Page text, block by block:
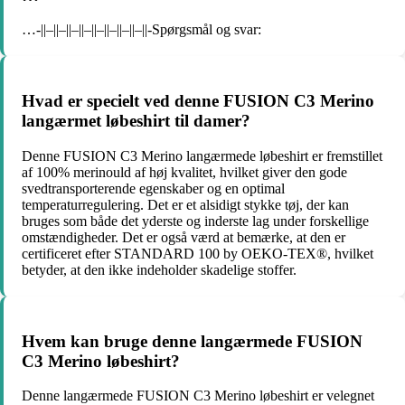
…-||–||–||–||–||–||–||–||–||-Spørgsmål og svar:
Hvad er specielt ved denne FUSION C3 Merino
langærmet løbeshirt til damer?
Denne FUSION C3 Merino langærmede løbeshirt er fremstillet
af 100% merinould af høj kvalitet, hvilket giver den gode
svedtransporterende egenskaber og en optimal
temperaturregulering. Det er et alsidigt stykke tøj, der kan
bruges som både det yderste og inderste lag under forskellige
omstændigheder. Det er også værd at bemærke, at den er
certificeret efter STANDARD 100 by OEKO-TEX®, hvilket
betyder, at den ikke indeholder skadelige stoffer.
Hvem kan bruge denne langærmede FUSION
C3 Merino løbeshirt?
Denne langærmede FUSION C3 Merino løbeshirt er velegnet